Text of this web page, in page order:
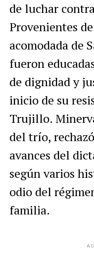
de luchar
Provenientes
acomodada de
fueron
de dignidad y
inicio de su
Trujillo.
del trío,
avances del
según varios
odio del
familia.